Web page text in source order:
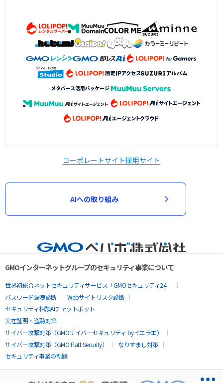
コーポレートサイト採用サイト
AIへの取り組み
GMOインターネットグループのセキュリティ事業について
世界初総合ネットセキュリティサービス「GMOセキュリティ24」
パスワード漏洩診断
Webサイトリスク診断
セキュリティ相談AIチャットボット
実在証明・盗聴対策
サイバー攻撃対策（GMOサイバーセキュリティ byイエラエ）
サイバー攻撃対策（GMO Flatt Security）
なりすまし対策
セキュリティ事業の軌跡